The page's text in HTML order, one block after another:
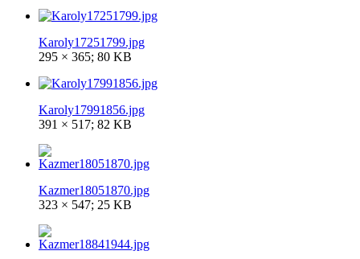
Karoly17251799.jpg
295 × 365; 80 KB
Karoly17991856.jpg
391 × 517; 82 KB
Kazmer18051870.jpg
323 × 547; 25 KB